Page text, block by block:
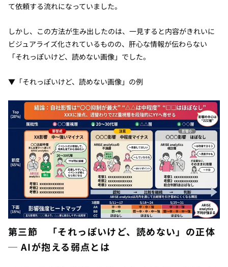
て依頼する流れになっていました。
しかし、この方法が生み出したのは、一見すると内容がきれいに
ビジュアライズ化されているものの、肝心な情報が伝わらない
「それっぽいけど、読めない画像」でした。
▼「それっぽいけど、読めない画像」の例
第三節 「それっぽいけど、読めない」の正体
─ AIが抱える弱点とは